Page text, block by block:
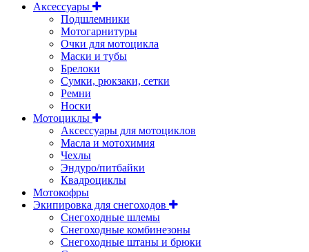
Аксессуары
Подшлемники
Мотогарнитуры
Очки для мотоцикла
Маски и тубы
Брелоки
Сумки, рюкзаки, сетки
Ремни
Носки
Мотоциклы
Аксессуары для мотоциклов
Масла и мотохимия
Чехлы
Эндуро/питбайки
Квадроциклы
Мотокофры
Экипировка для снегоходов
Снегоходные шлемы
Снегоходные комбинезоны
Снегоходные штаны и брюки